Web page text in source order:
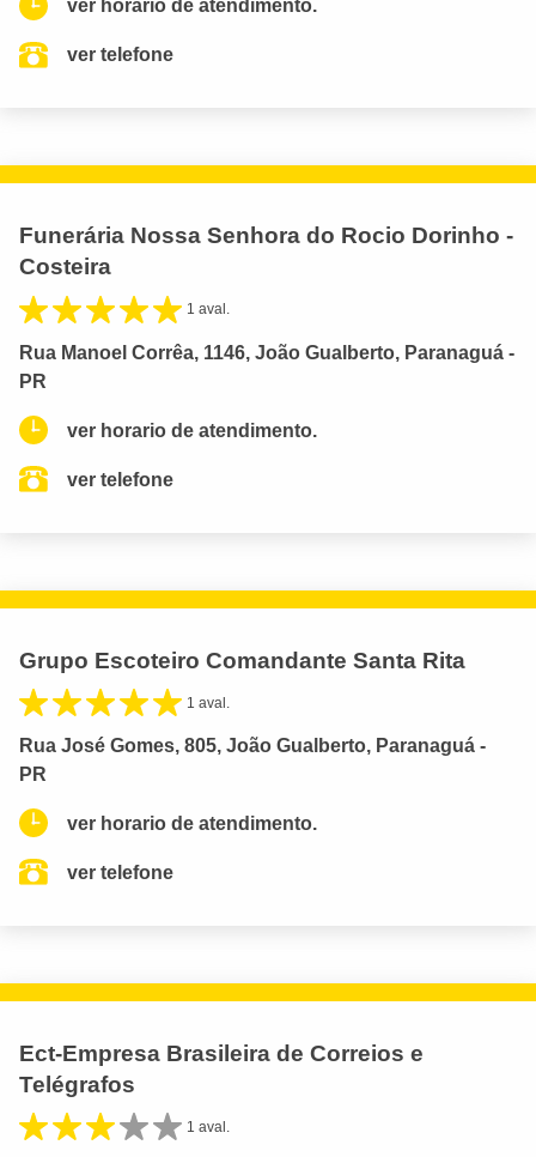
ver horario de atendimento.
ver telefone
Funerária Nossa Senhora do Rocio Dorinho -
Costeira
1 aval.
Rua Manoel Corrêa, 1146, João Gualberto, Paranaguá -
PR
ver horario de atendimento.
ver telefone
Grupo Escoteiro Comandante Santa Rita
1 aval.
Rua José Gomes, 805, João Gualberto, Paranaguá -
PR
ver horario de atendimento.
ver telefone
Ect-Empresa Brasileira de Correios e
Telégrafos
1 aval.